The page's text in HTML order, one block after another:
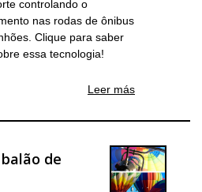
controlando o
nas rodas de ônibus
Clique para saber
essa tecnologia!
Leer más
de